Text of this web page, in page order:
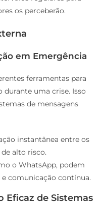
os perceberão.
em Emergência
ferramentas para
uma crise. Isso
de mensagens
instantânea entre os
alto risco.
o WhatsApp, podem
e comunicação contínua.
Eficaz de Sistemas